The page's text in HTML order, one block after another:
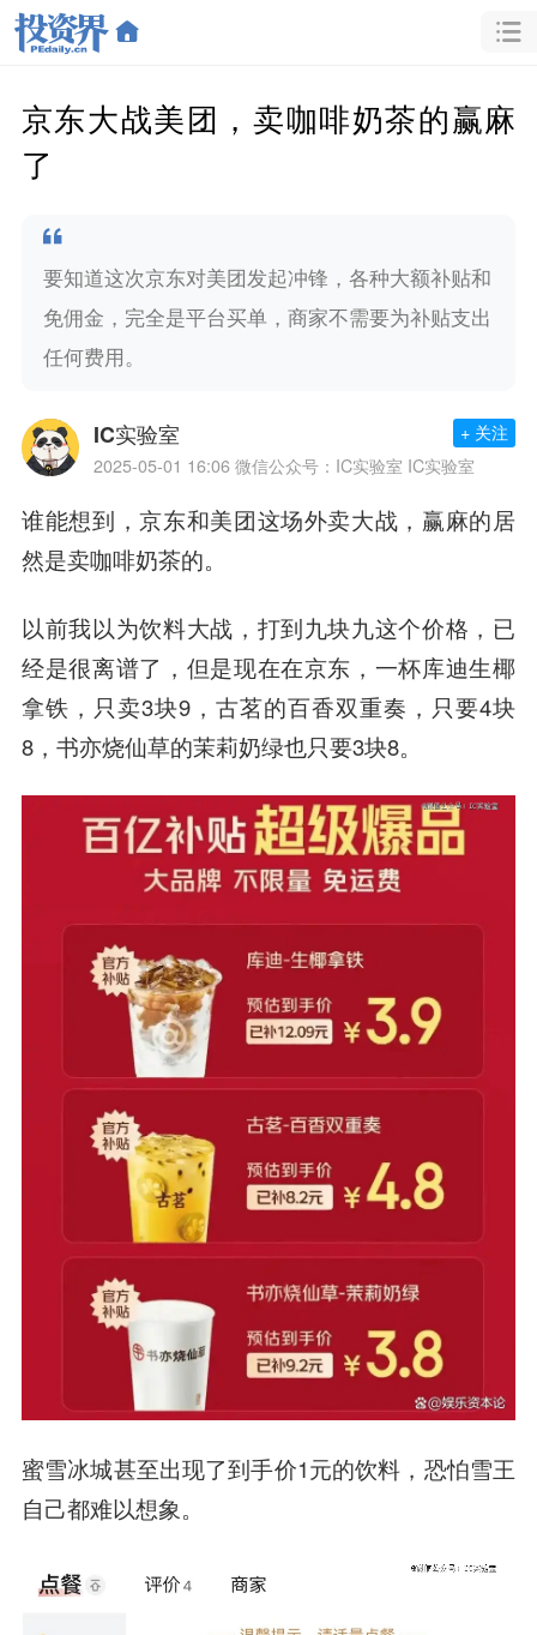
京东大战美团，卖咖啡奶茶的赢麻
了
要知道这次京东对美团发起冲锋，各种大额补贴和
免佣金，完全是平台买单，商家不需要为补贴支出
任何费用。
IC实验室
2025-05-01 16:06 微信公众号：IC实验室 IC实验室
+ 关注
谁能想到，京东和美团这场外卖大战，赢麻的居
然是卖咖啡奶茶的。
以前我以为饮料大战，打到九块九这个价格，已
经是很离谱了，但是现在在京东，一杯库迪生椰
拿铁，只卖3块9，古茗的百香双重奏，只要4块
8，书亦烧仙草的茉莉奶绿也只要3块8。
蜜雪冰城甚至出现了到手价1元的饮料，恐怕雪王
自己都难以想象。